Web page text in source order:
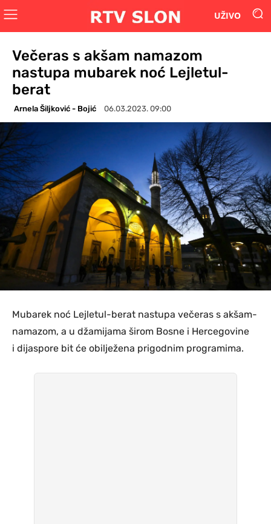
UŽIVO
Večeras s akšam namazom
nastupa mubarek noć Lejletul-
berat
Arnela Šiljković - Bojić 06.03.2023. 09:00
Mubarek noć Lejletul-berat nastupa večeras s akšam-
namazom, a u džamijama širom Bosne i Hercegovine
i dijaspore bit će obilježena prigodnim programima.